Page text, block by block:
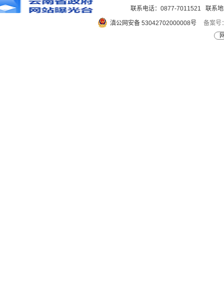
联系电话：0877-7011521 联系
滇公网安备 53042702000008号
备案号